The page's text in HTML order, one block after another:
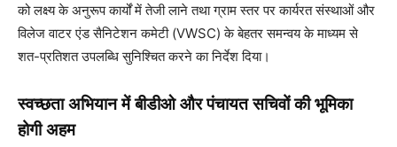
को लक्ष्य के अनुरूप कार्यों में तेजी लाने तथा ग्राम स्तर पर कार्यरत संस्थाओं और
विलेज वाटर एंड सैनिटेशन कमेटी (VWSC) के बेहतर समन्वय के माध्यम से
शत-प्रतिशत उपलब्धि सुनिश्चित करने का निर्देश दिया।
स्वच्छता अभियान में बीडीओ और पंचायत सचिवों की भूमिका
होगी अहम